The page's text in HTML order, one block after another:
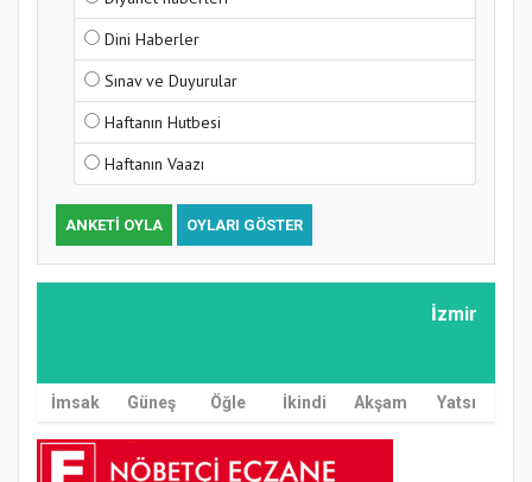
Dini Haberler
Sınav ve Duyurular
Haftanın Hutbesi
Haftanın Vaazı
ANKETI OYLA OYLARI GÖSTER
İzmir
İmsak Güneş Öğle İkindi Akşam Yatsı